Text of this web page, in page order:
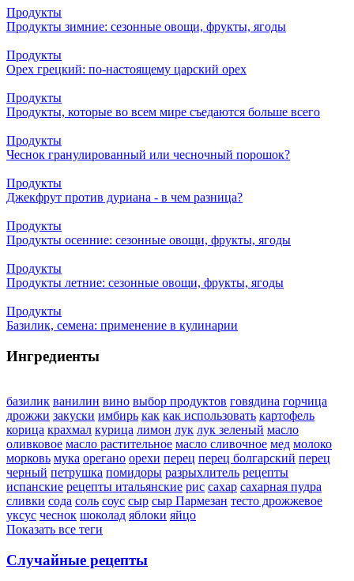
Продукты
Продукты зимние: сезонные овощи, фрукты, ягоды
Продукты
Орех грецкий: по-настоящему царский орех
Продукты
Продукты, которые во всем мире съедаются больше всего
Продукты
Чеснок гранулированный или чесночный порошок?
Продукты
Джекфрут против дуриана - в чем разница?
Продукты
Продукты осенние: сезонные овощи, фрукты, ягоды
Продукты
Продукты летние: сезонные овощи, фрукты, ягоды
Продукты
Базилик, семена: применение в кулинарии
Ингредиенты
базилик ванилин вино выбор продуктов говядина горчица
дрожжи закуски имбирь как как использовать картофель
корица крахмал курица лимон лук лук зеленый масло
оливковое масло растительное масло сливочное мед молоко
морковь мука орегано орехи перец перец болгарский перец
черный петрушка помидоры разрыхлитель рецепты
испанские рецепты итальянские рис сахар сахарная пудра
сливки сода соль соус сыр сыр Пармезан тесто дрожжевое
уксус чеснок шоколад яблоки яйцо
Показать все теги
Случайные рецепты